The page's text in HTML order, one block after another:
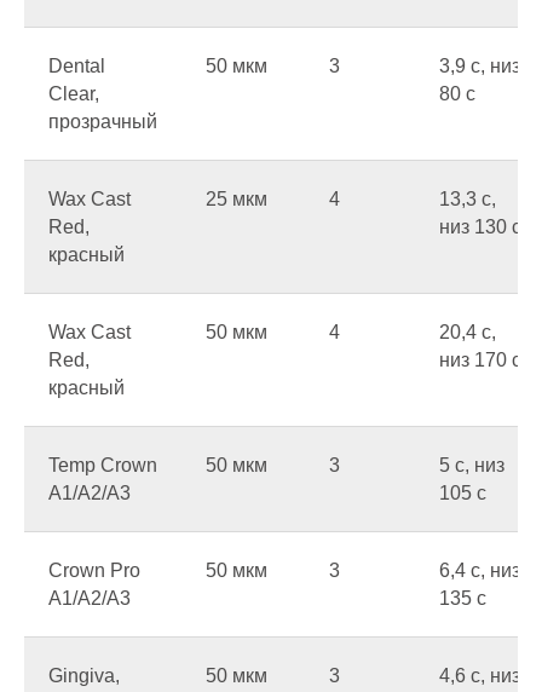
Dental
Clear,
прозрачный
50 мкм 3
3,9 c, низ
80 c
Wax Cast
Red,
красный
25 мкм 4
13,3 c,
низ 130 c
Wax Cast
Red,
красный
50 мкм 4
20,4 c,
низ 170 c
Temp Crown
A1/A2/A3
50 мкм 3
5 c, низ
105 c
Crown Pro
A1/A2/A3
50 мкм 3
6,4 c, низ
135 c
Gingiva,
50 мкм 3
4,6 c, низ